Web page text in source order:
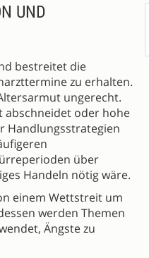
UND
bestreitet die
zu erhalten.
ungerecht.
abschneidet oder hohe
Handlungsstrategien
über
Handeln nötig wäre.
einem Wettstreit um
werden Themen
Ängste zu